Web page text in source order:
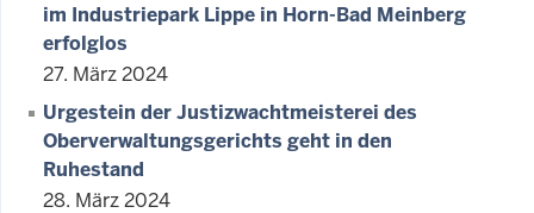
im Industriepark Lippe in Horn-Bad Meinberg
erfolglos
27. März 2024
Urgestein der Justizwachtmeisterei des
Oberverwaltungsgerichts geht in den
Ruhestand
28. März 2024